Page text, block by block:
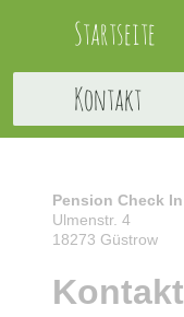
Startseite
Kontakt
Pension Check In
Ulmenstr. 4
18273 Güstrow
Kontakt